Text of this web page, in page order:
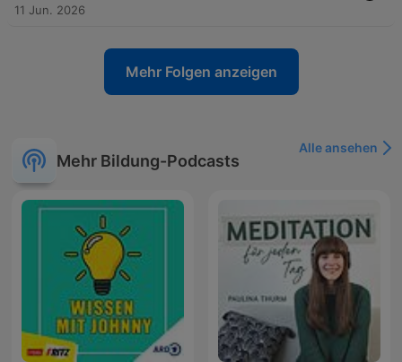
11 Jun. 2026
Mehr Folgen anzeigen
Mehr Bildung-Podcasts
Alle ansehen